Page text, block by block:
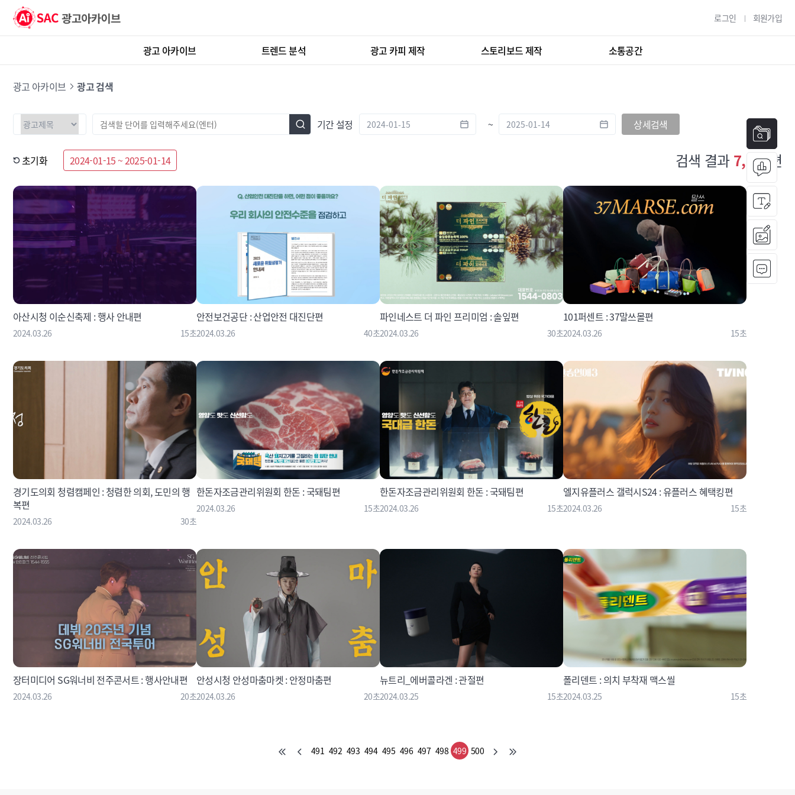
로그인 회원가입
광고 아카이브 트렌드 분석 광고 카피 제작 스토리보드 제작 소통공간
광고 아카이브 광고 검색
기간 설정 ~ 상세검색
초기화 2024-01-15 ~ 2025-01-14 검색 결과7,187편
아산시청 이순신축제 : 행사 안내편
2024.03.26 15초
안전보건공단 : 산업안전 대진단편
2024.03.26 40초
파인네스트 더 파인 프리미엄 : 솔잎편
2024.03.26 30초
101퍼센트 : 37말쓰몰편
2024.03.26 15초
경기도의회 청렴캠페인 : 청렴한 의회, 도민의 행
복편
2024.03.26 30초
한돈자조금관리위원회 한돈 : 국돼팀편
2024.03.26 15초
한돈자조금관리위원회 한돈 : 국돼팀편
2024.03.26 15초
엘지유플러스 갤럭시S24 : 유플러스 혜택킹편
2024.03.26 15초
장터미디어 SG워너비 전주콘서트 : 행사안내편
2024.03.26 20초
안성시청 안성마춤마켓 : 안정마춤편
2024.03.26 20초
뉴트리_에버콜라겐 : 관절편
2024.03.25 15초
폴리덴트 : 의치 부착재 맥스씰
2024.03.25 15초
491 492 493 494 495 496 497 498 499 500